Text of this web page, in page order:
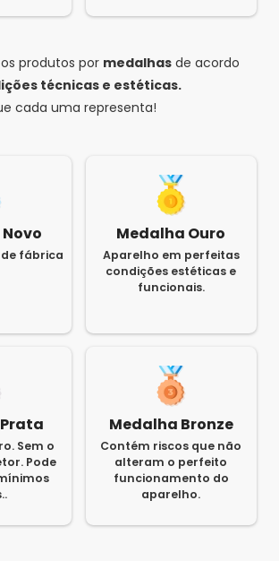
produtos por medalhas de acordo
técnicas e estéticas.
cada uma representa!
fábrica
Medalha Ouro
Aparelho em perfeitas
condições estéticas e
funcionais.
Sem o
Pode
Medalha Bronze
Contém riscos que não
alteram o perfeito
funcionamento do
aparelho.